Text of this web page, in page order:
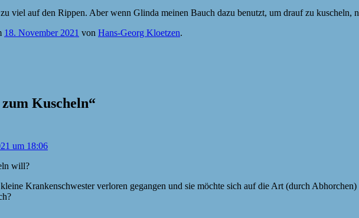
viel auf den Rippen. Aber wenn Glinda meinen Bauch dazu benutzt, um drauf zu kuscheln,
18. November 2021 von Hans-Georg Kloetzen.
Kuscheln“
um 18:06
will?
Krankenschwester verloren gegangen und sie möchte sich auf die Art (durch